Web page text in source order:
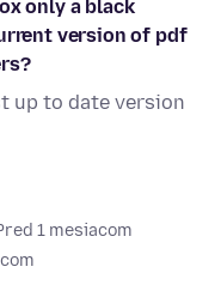
only a black
version of pdf
up to date version
1 mesiacom